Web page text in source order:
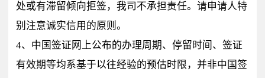
处或有滞留倾向拒签，我司不承担责任。请申请人特
别注意诚实信用的原则。
4、中国签证网上公布的办理周期、停留时间、签证
有效期等均系基于以往经验的预估时限，并非中国签